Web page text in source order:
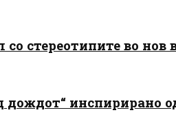
стереотипите во нов
дождот“